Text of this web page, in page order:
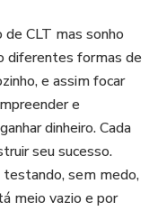
com IA
com pouco
CLT mas sonho
diferentes formas de
e assim focar
e
dinheiro. Cada
seu sucesso.
sem medo,
meio vazio e por